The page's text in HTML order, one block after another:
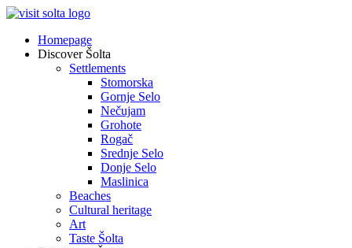
Homepage
Discover Šolta
Settlements
Stomorska
Gornje Selo
Nečujam
Grohote
Rogač
Srednje Selo
Donje Selo
Maslinica
Beaches
Cultural heritage
Art
Taste Šolta